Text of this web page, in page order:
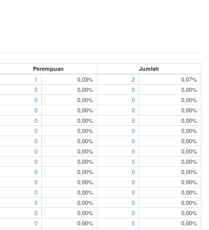
Perempuan Jumlah
1 0,03% 2
0,07%
0 0,00% 0
0,00%
0 0,00% 0
0,00%
0 0,00% 0
0,00%
0 0,00% 0
0,00%
0 0,00% 0
0,00%
0 0,00% 0
0,00%
0 0,00% 0
0,00%
0 0,00% 0
0,00%
0 0,00% 0
0,00%
0 0,00% 0
0,00%
0 0,00% 0
0,00%
0 0,00% 0
0,00%
0 0,00% 0
0,00%
0 0,00% 0
0,00%